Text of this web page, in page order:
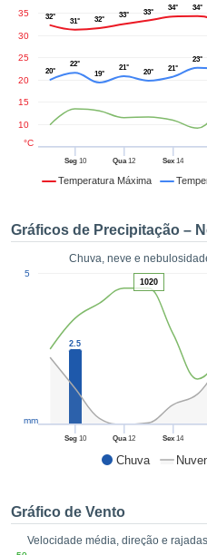
das
opções:
e
forma
digital
ou
permite-
a nossa
fornecer-
todos os
no
como
um perfil
CONFIGURAÇÕES
Temperatura Máxima
Seg10 Qua12 Sex 14
10
15
20
25
30
35
°C
32°
31° 32°
33° 33°
34°
34°
20°
22°
19°
21°
20° 21°
23°
Gráficos de Precipitação –
Chuva, neve e
Chuva
Seg10 Qua12 Sex 14
5
mm
2.5
1020
Gráfico de Vento
Velocidade média, direção e